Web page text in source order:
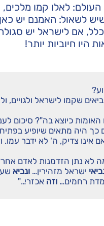
לאלו קמו מלכים,
לשאול: האמנם יש כאן
אם לישראל יש סגולה
היו חיוביות יותר!
שקמו לישראל ולגויים,
כיוצא בה"? סיכום
כך היה מתאים שיופיע
אינו צדיק, ה' לא ידבר
נתן הזדמנות לאדם
ישראל מזהירין… ונביא
רחמים… וזה אכזרי…"